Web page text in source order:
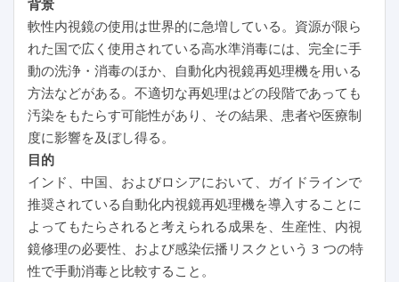
軟性内視鏡の使用は世界的に急増している。資源が限ら
れた国で広く使用されている高水準消毒には、完全に手
動の洗浄・消毒のほか、自動化内視鏡再処理機を用いる
方法などがある。不適切な再処理はどの段階であっても
汚染をもたらす可能性があり、その結果、患者や医療制
度に影響を及ぼし得る。
目的
インド、中国、およびロシアにおいて、ガイドラインで
推奨されている自動化内視鏡再処理機を導入することに
よってもたらされると考えられる成果を、生産性、内視
鏡修理の必要性、および感染伝播リスクという 3 つの特
性で手動消毒と比較すること。